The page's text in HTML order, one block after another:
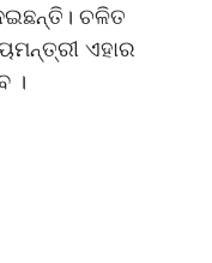
ଚଳିତ
ଏହାର
।